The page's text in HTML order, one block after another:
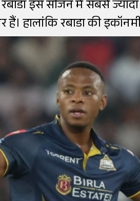
इस सीजन में सबसे
हैं। हालांकि रबाडा की